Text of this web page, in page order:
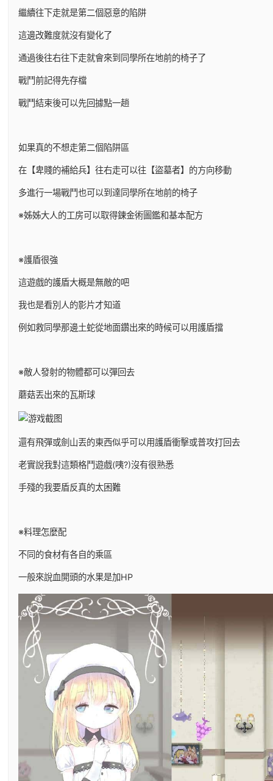
繼續往下走就是第二個惡意的陷阱
這邊改難度就沒有變化了
通過後往右往下走就會來到同學所在地前的椅子了
戰鬥前記得先存檔
戰鬥結束後可以先回據點一趟
如果真的不想走第二個陷阱區
在【卑賤的補給兵】往右走可以往【盜墓者】的方向移動
多進行一場戰鬥也可以到達同學所在地前的椅子
※姊姊大人的工房可以取得鍊金術圖鑑和基本配方
※護盾很強
這遊戲的護盾大概是無敵的吧
我也是看別人的影片才知道
例如救同學那邊土蛇從地面鑽出來的時候可以用護盾擋
※敵人發射的物體都可以彈回去
蘑菇丟出來的瓦斯球
還有飛彈或劍山丟的東西似乎可以用護盾衝擊或普攻打回去
老實說我對這類格鬥遊戲(咦?)沒有很熟悉
手殘的我要盾反真的太困難
※料理怎麼配
不同的食材有各自的乘區
一般來說血開頭的水果是加HP